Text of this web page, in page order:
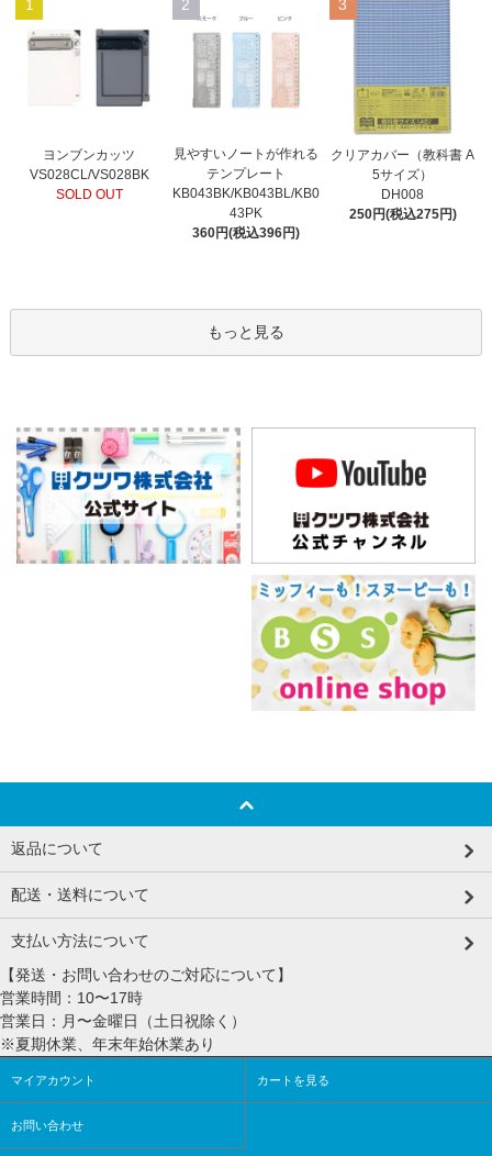
1
ヨンブンカッツ
VS028CL/VS028BK
SOLD OUT
2
見やすいノートが作れる
テンプレート
KB043BK/KB043BL/KB0
43PK
360円(税込396円)
3
クリアカバー（教科書 A
5サイズ）
DH008
250円(税込275円)
もっと見る
返品について
配送・送料について
支払い方法について
【発送・お問い合わせのご対応について】
営業時間：10〜17時
営業日：月〜金曜日（土日祝除く）
※夏期休業、年末年始休業あり
マイアカウント カートを見る
お問い合わせ